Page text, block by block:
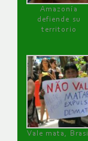
Amazonía
defiende su
territorio
Vale mata, Brasil